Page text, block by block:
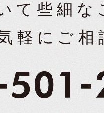
て些細な
軽にご